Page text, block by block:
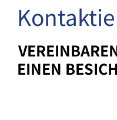
EINEN